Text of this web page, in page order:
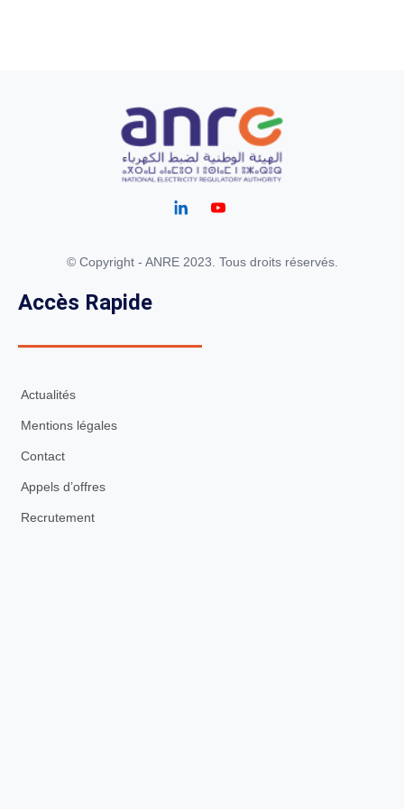
© Copyright - ANRE 2023. Tous droits réservés.
Accès Rapide
Actualités
Mentions légales
Contact
Appels d’offres
Recrutement